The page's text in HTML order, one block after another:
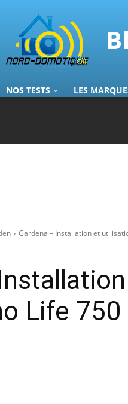
NOS TESTS LES
Gardena – Installation et
Life 750